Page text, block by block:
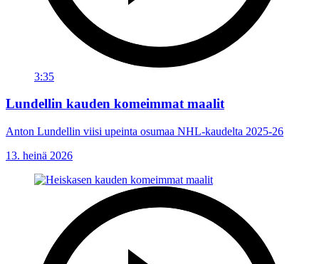
3:35
Lundellin kauden komeimmat maalit
Anton Lundellin viisi upeinta osumaa NHL-kaudelta 2025-26
13. heinä 2026